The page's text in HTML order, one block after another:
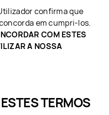
confirma que
em cumpri-los.
COM ESTES
A NOSSA
TERMOS